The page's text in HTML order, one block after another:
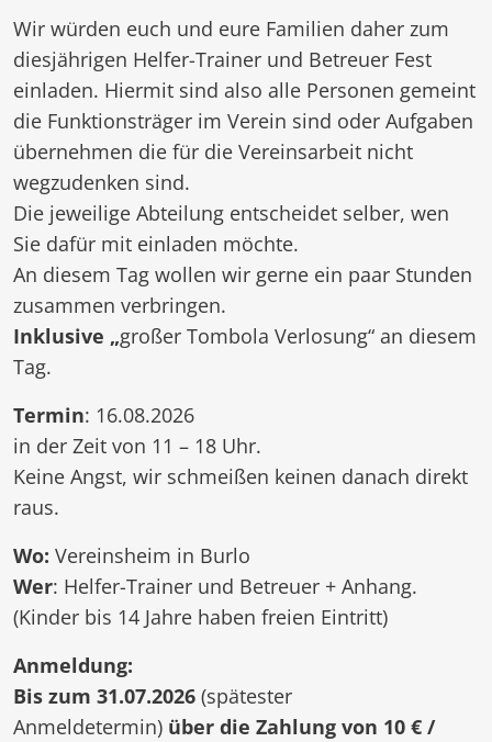
Wir würden euch und eure Familien daher zum
diesjährigen Helfer-Trainer und Betreuer Fest
einladen. Hiermit sind also alle Personen gemeint
die Funktionsträger im Verein sind oder Aufgaben
übernehmen die für die Vereinsarbeit nicht
wegzudenken sind.
Die jeweilige Abteilung entscheidet selber, wen
Sie dafür mit einladen möchte.
An diesem Tag wollen wir gerne ein paar Stunden
zusammen verbringen.
Inklusive „großer Tombola Verlosung“ an diesem
Tag.
Termin: 16.08.2026
in der Zeit von 11 – 18 Uhr.
Keine Angst, wir schmeißen keinen danach direkt
raus.
Wo: Vereinsheim in Burlo
Wer: Helfer-Trainer und Betreuer + Anhang.
(Kinder bis 14 Jahre haben freien Eintritt)
Anmeldung:
Bis zum 31.07.2026 (spätester
Anmeldetermin) über die Zahlung von 10 € /